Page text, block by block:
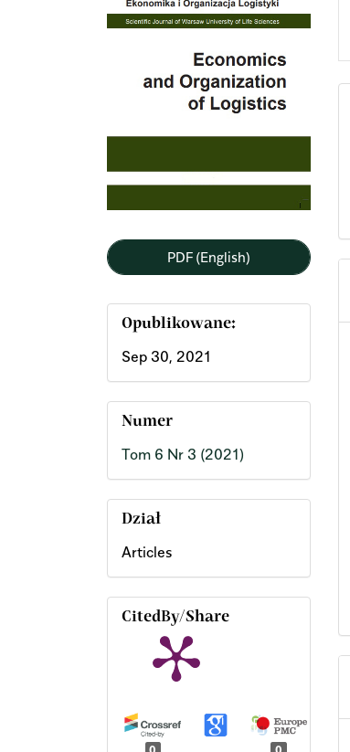
PDF (English)
Opublikowane:
Sep 30, 2021
Numer
Tom 6 Nr 3 (2021)
Dział
Articles
CitedBy/Share